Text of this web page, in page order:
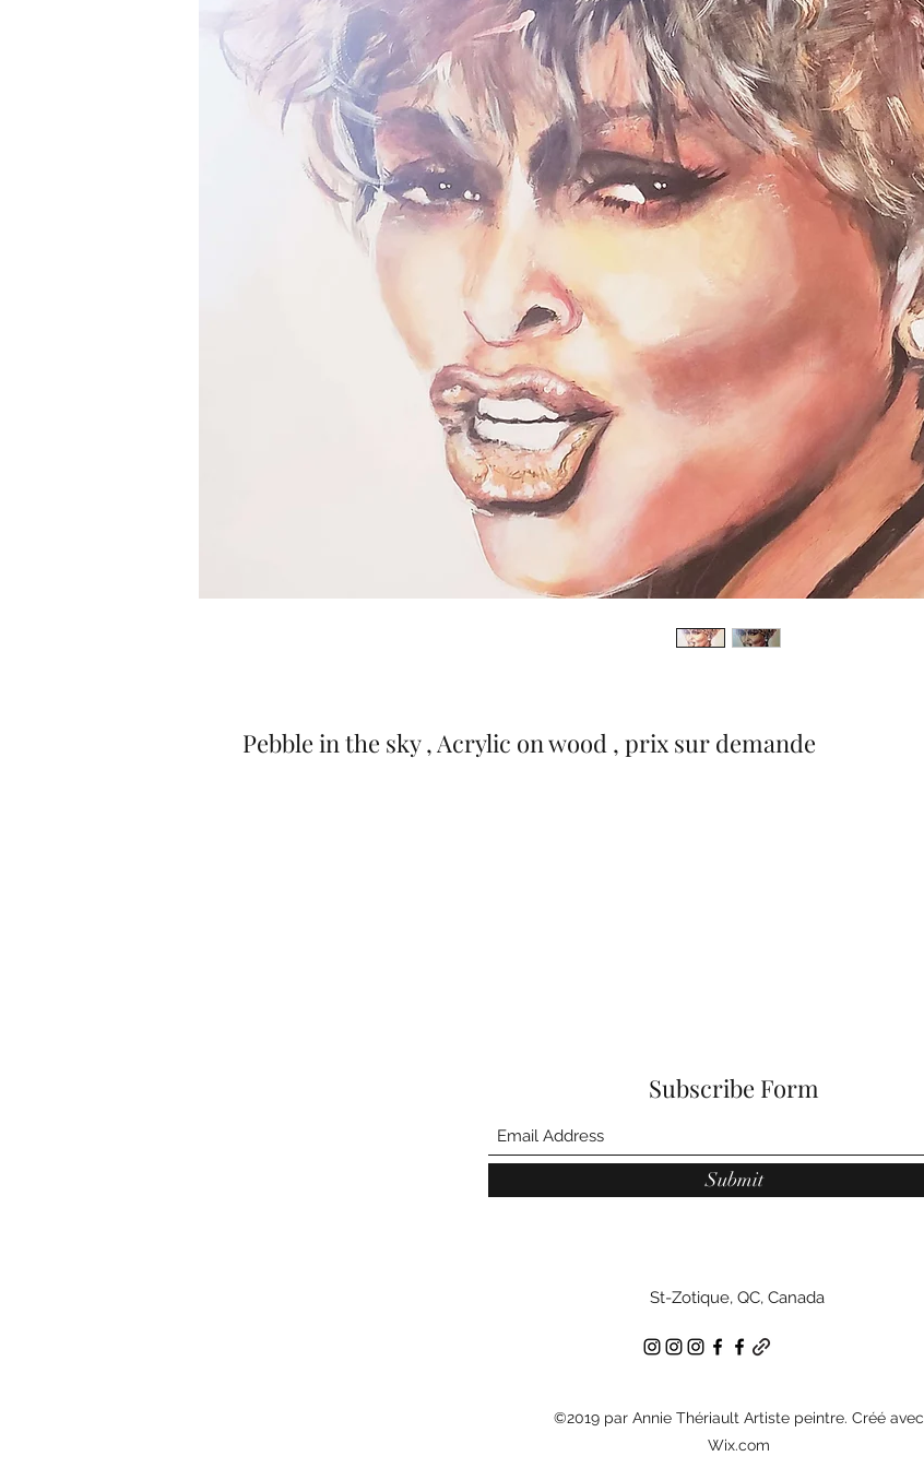
Pebble in the sky , Acrylic on wood , prix sur demande
Subscribe Form
Submit
St-Zotique, QC, Canada
©2019 par Annie Thériault Artiste peintre. Créé avec
Wix.com